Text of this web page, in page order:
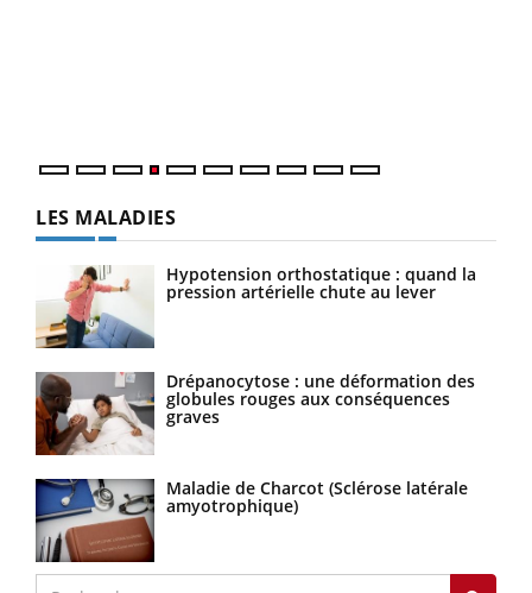
LES MALADIES
Hypotension orthostatique : quand la
pression artérielle chute au lever
Drépanocytose : une déformation des
globules rouges aux conséquences
graves
Maladie de Charcot (Sclérose latérale
amyotrophique)